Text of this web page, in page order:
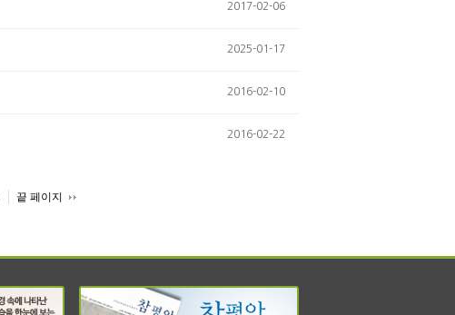
2017-02-06
2025-01-17
2016-02-10
2016-02-22
끝 페이지